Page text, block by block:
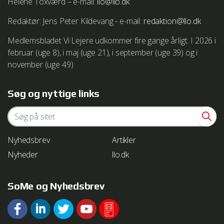
Vejledning i at slette cookies på Google Chrome browser
hl=da&answer=95647
Vejledning i at slette cookies i Safari
http://http://docs.info.apple.com/article.html?
Vejledning i at slette cookies på Safari iOS
http://support.apple.com/kb/HT1677
We work with 1 third partieswho may receive and
Redaktør: Jens Peter Kildevang - e-mail: redaktion@llo.dk
Medlemsbladet Vi Lejere udkommer fire gange årligt. I 2026 i
februar (uge 8), i maj (uge 21), i september (uge 39) og i
november (uge 49)
Søg og nyttige links
Nyhedsbrev
Artikler
Nyheder
llo.dk
SoMe og Nyhedsbrev